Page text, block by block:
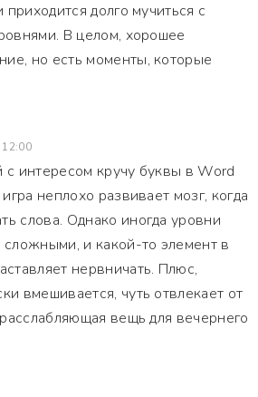
приходится долго мучиться с
В целом, хорошее
но есть моменты, которые
интересом кручу буквы в Word
неплохо развивает мозг, когда
слова. Однако иногда уровни
сложными, и какой-то элемент в
нервничать. Плюс,
вмешивается, чуть отвлекает от
вещь для вечернего